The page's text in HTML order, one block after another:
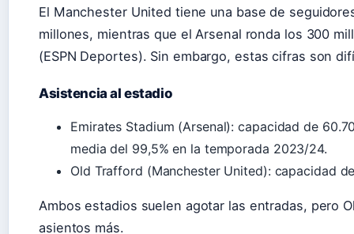
El Manchester United tiene una base de
millones, mientras que el Arsenal ronda los 300
(ESPN Deportes). Sin embargo, estas cifras son
Asistencia al estadio
Emirates Stadium (Arsenal): capacidad de
media del 99,5% en la temporada 2023/24.
Old Trafford (Manchester United): capacidad
Ambos estadios suelen agotar las entradas, pero
asientos más.